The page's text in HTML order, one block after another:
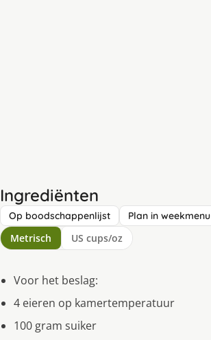
Ingrediënten
Op boodschappenlijst Plan in weekmenu
Metrisch US cups/oz
Voor het beslag:
4 eieren op kamertemperatuur
100 gram suiker